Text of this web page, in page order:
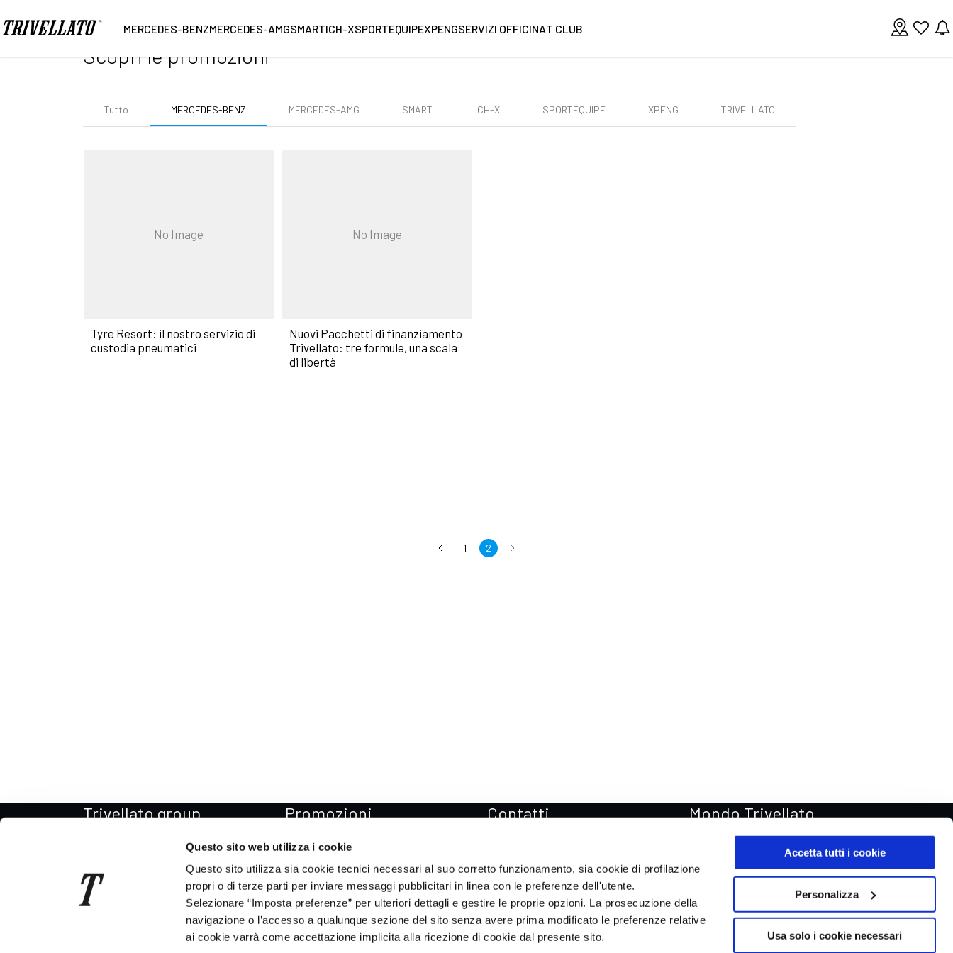
Questo sito web utilizza i cookie
Questo sito utilizza sia cookie tecnici necessari al suo corretto funzionamento, sia cookie di profilazione
propri o di terze parti per inviare messaggi pubblicitari in linea con le preferenze dell'utente.
Selezionare “Imposta preferenze” per ulteriori dettagli e gestire le proprie opzioni. La prosecuzione della
navigazione o l’accesso a qualunque sezione del sito senza avere prima modificato le preferenze relative
ai cookie varrà come accettazione implicita alla ricezione di cookie dal presente sito.
Accetta tutti i cookie
Personalizza
Usa solo i cookie necessari
MERCEDES-BENZMERCEDES-AMGSMARTICH-XSPORTEQUIPEXPENGSERVIZI OFFICINAT CLUB
Scopri le promozioni
Tutto MERCEDES-BENZ MERCEDES-AMG SMART ICH-X SPORTEQUIPE XPENG TRIVELLATO
No Image
Tyre Resort: il nostro servizio di
custodia pneumatici
No Image
Nuovi Pacchetti di finanziamento
Trivellato: tre formule, una scala
di libertà
1 2
Trivellato group
Per il Sociale
Codice etico
Promozioni
Promozioni Mercedes-Benz
Promozioni Mercedes-AMG
Promozioni smart
Promozioni ICH-X
Promozioni Sportequipe
Contatti
Prenota Test drive
Soccorso stradale
Mondo Trivellato
Van & Truck
Trivellato Racing
Aste automobili Online